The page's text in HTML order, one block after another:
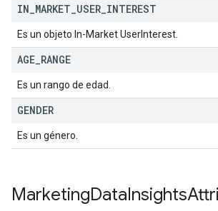
IN MARKET USER INTEREST
Es un objeto In-Market UserInterest.
AGE RANGE
Es un rango de edad.
GENDER
Es un género.
MarketingDataInsights